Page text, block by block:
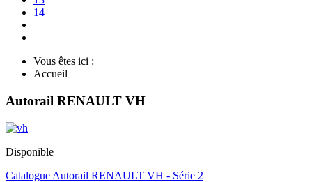
14
Vous êtes ici :
Accueil
Autorail RENAULT VH
Disponible
Catalogue Autorail RENAULT VH - Série 2